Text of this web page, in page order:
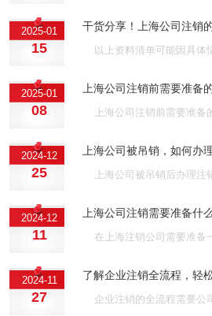
2025-01
15
干货分享！上海公司注销
2025-01
08
上海公司注销前需要准备
2024-12
25
上海公司被吊销，如何办
2024-12
11
上海公司注销需要准备什
2024-11
27
了解企业注销全流程，轻